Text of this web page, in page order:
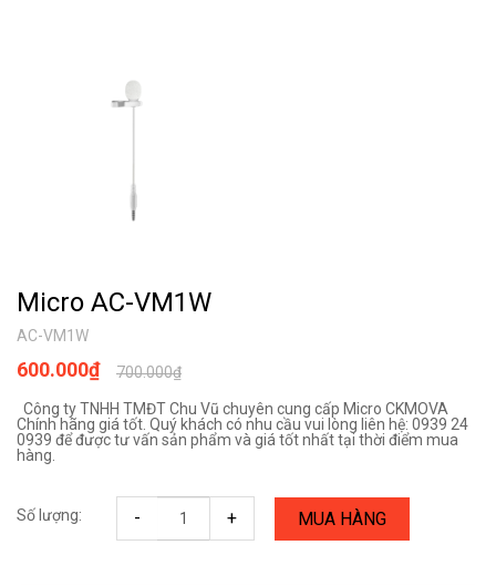
Micro AC-VM1W
AC-VM1W
700.000₫
600.000₫
Công ty TNHH TMĐT Chu Vũ chuyên cung cấp Micro CKMOVA
Chính hãng giá tốt. Quý khách có nhu cầu vui lòng liên hệ: 0939 24
0939 để được tư vấn sản phẩm và giá tốt nhất tại thời điểm mua
hàng.
Số lượng: - + MUA HÀNG